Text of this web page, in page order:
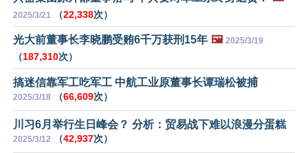
2025/3/21 （22,338次）
光大前董事长李晓鹏受贿6千万获刑15年 🖼️ 2025/3/19
（187,310次）
搞迷信靠军工吃军工 中航工业原董事长谭瑞松被捕
2025/3/18 （66,609次）
川习6月举行生日峰会？ 分析：贸易战下难以浪漫分蛋糕
2025/3/12 （42,937次）